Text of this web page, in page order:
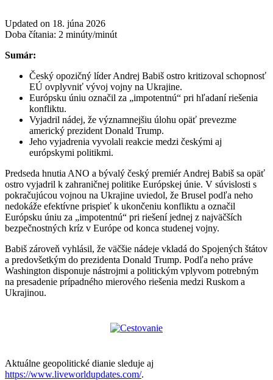
Updated on 18. júna 2026
Doba čítania: 2 minúty/minút
Sumár:
Český opozičný líder Andrej Babiš ostro kritizoval schopnosť
EÚ ovplyvniť vývoj vojny na Ukrajine.
Európsku úniu označil za „impotentnú“ pri hľadaní riešenia
konfliktu.
Vyjadril nádej, že významnejšiu úlohu opäť prevezme
americký prezident Donald Trump.
Jeho vyjadrenia vyvolali reakcie medzi českými aj
európskymi politikmi.
Predseda hnutia ANO a bývalý český premiér Andrej Babiš sa opäť
ostro vyjadril k zahraničnej politike Európskej únie. V súvislosti s
pokračujúcou vojnou na Ukrajine uviedol, že Brusel podľa neho
nedokáže efektívne prispieť k ukončeniu konfliktu a označil
Európsku úniu za „impotentnú“ pri riešení jednej z najväčších
bezpečnostných kríz v Európe od konca studenej vojny.
Babiš zároveň vyhlásil, že väčšie nádeje vkladá do Spojených štátov
a predovšetkým do prezidenta Donald Trump. Podľa neho práve
Washington disponuje nástrojmi a politickým vplyvom potrebným
na presadenie prípadného mierového riešenia medzi Ruskom a
Ukrajinou.
Aktuálne geopolitické dianie sleduje aj
https://www.liveworldupdates.com/.